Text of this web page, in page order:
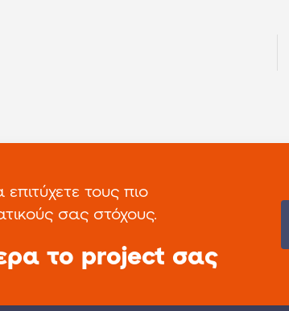
τους πιο
σας στόχους.
το project σας